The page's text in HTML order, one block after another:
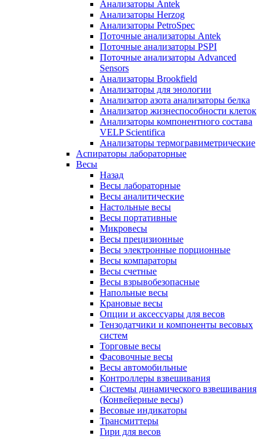
Анализаторы Antek
Анализаторы Herzog
Анализаторы PetroSpec
Поточные анализаторы Antek
Поточные анализаторы PSPI
Поточные анализаторы Advanced
Sensors
Анализаторы Brookfield
Анализаторы для энологии
Анализатор азота анализаторы белка
Анализатор жизнеспособности клеток
Анализаторы компонентного состава
VELP Scientifica
Анализаторы термогравиметрические
Аспираторы лабораторные
Весы
Назад
Весы лабораторные
Весы аналитические
Настольные весы
Весы портативные
Микровесы
Весы прецизионные
Весы электронные порционные
Весы компараторы
Весы счетные
Весы взрывобезопасные
Напольные весы
Крановые весы
Опции и аксессуары для весов
Тензодатчики и компоненты весовых
систем
Торговые весы
Фасовочные весы
Весы автомобильные
Контроллеры взвешивания
Системы динамического взвешивания
(Конвейерные весы)
Весовые индикаторы
Трансмиттеры
Гири для весов